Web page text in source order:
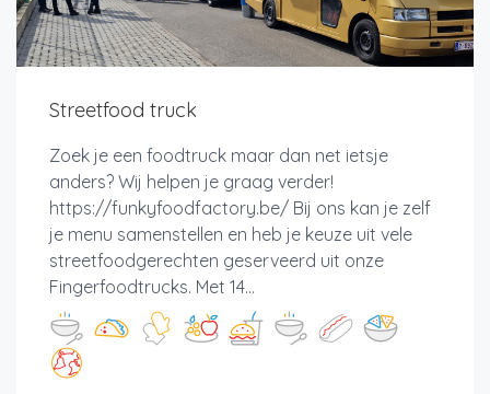
Streetfood truck
Zoek je een foodtruck maar dan net ietsje
anders? Wij helpen je graag verder!
https://funkyfoodfactory.be/ Bij ons kan je zelf
je menu samenstellen en heb je keuze uit vele
streetfoodgerechten geserveerd uit onze
Fingerfoodtrucks. Met 14...